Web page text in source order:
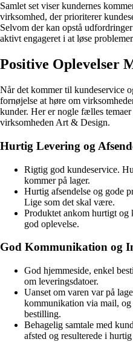
Samlet set viser kundernes
virksomhed, der prioriterer
Selvom der kan opstå
aktivt engageret i at løse
Positive Oplevelser
Når det kommer til kundeservice
fornøjelse at høre om
kunder. Her er nogle fælles
virksomheden Art & Design.
Hurtig Levering og
Rigtig god kundeservice.
kommer på lager.
Hurtig afsendelse og gode
Lige som det skal være.
Produktet ankom hurtigt
god oplevelse.
God Kommunikation og
God hjemmeside, enkel
om leveringsdatoer.
Uanset om varen var på
kommunikation via mail,
bestilling.
Behagelig samtale med
afsted og resulterede i